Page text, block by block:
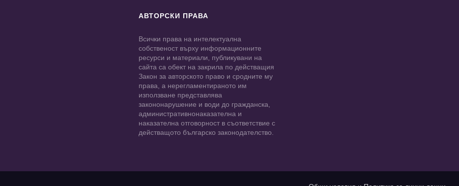
АВТОРСКИ ПРАВА
Всички права на интелектуална
собственост върху информационните
ресурси и материали, публикувани на
сайта са обект на закрила по действащия
Закон за авторското право и сродните му
права, а нерегламентираното им
използване представлява
закононарушение и води до гражданска,
административнонаказателна и
наказателна отговорност в съответствие с
действащото българско законодателство.